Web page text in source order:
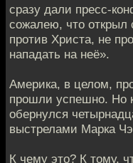
сразу дали пресс-
сожалею, что открыл
против Христа, не
нападать на неё».
Америка, в целом,
прошли успешно. Но
обернулся
выстрелами Марка
К чему это? К тому,